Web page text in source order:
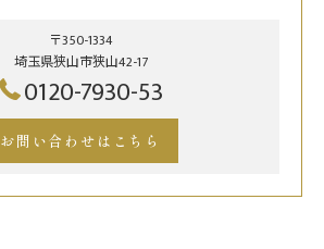
〒350-1334
埼玉県狭山市狭山42-17
0120-7930-53
お問い合わせはこちら